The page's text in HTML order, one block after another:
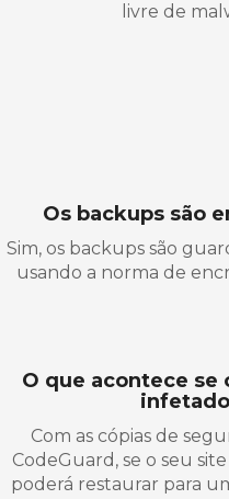
livre de
Os backups são
Sim, os backups são
usando a norma de
O que acontece se
Com as cópias de
CodeGuard, se o seu
poderá restaurar para